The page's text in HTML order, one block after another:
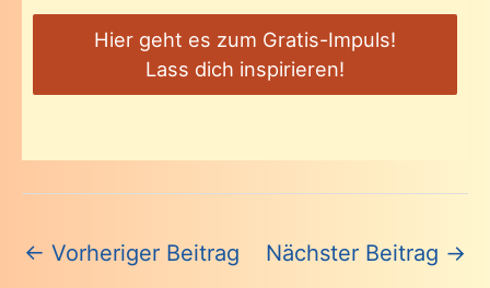
Hier geht es zum Gratis-Impuls!
Lass dich inspirieren!
Beitragsnavigation
← Vorheriger Beitrag Nächster Beitrag →